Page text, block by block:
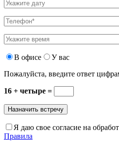
В офисе
У вас
Пожалуйста, введите ответ
16 + четыре =
Я даю свое согласие на
Правила